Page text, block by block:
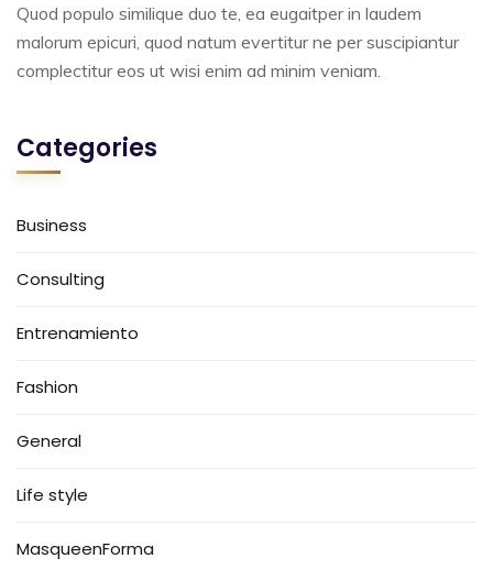
Quod populo similique duo te, ea eugaitper in laudem
malorum epicuri, quod natum evertitur ne per suscipiantur
complectitur eos ut wisi enim ad minim veniam.
Categories
Business
Consulting
Entrenamiento
Fashion
General
Life style
MasqueenForma